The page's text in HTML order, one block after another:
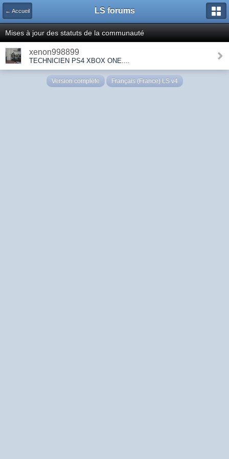
← Accueil LS forums
Mises à jour des statuts de la communauté
xenon998899
TECHNICIEN PS4 XBOX ONE....
Version complète Français (France) LS v4